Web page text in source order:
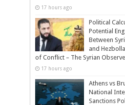
17 hours ago
Political
Potential
Between
and
of Conflict – The Syrian
17 hours ago
Athens vs
National
Sanctions